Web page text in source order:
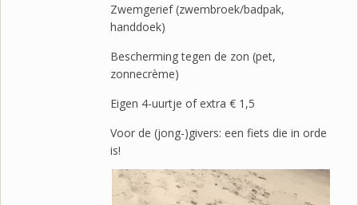
Zwemgerief (zwembroek/badpak,
handdoek)
Bescherming tegen de zon (pet,
zonnecrème)
Eigen 4-uurtje of extra € 1,5
Voor de (jong-)givers: een fiets die in orde
is!